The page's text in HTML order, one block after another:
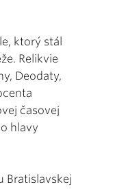
ktorý stál
Relikvie
Deodaty,
časovej
hlavy
Bratislavskej